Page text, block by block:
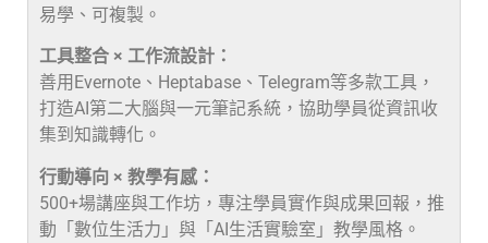
易學、可複製。
工具整合 × 工作流設計：
善用Evernote、Heptabase、Telegram等多款工具，
打造AI第二大腦與一元筆記系統，協助學員從資訊收
集到知識轉化。
行動導向 × 教學有感：
500+場講座與工作坊，專注學員實作與成果回報，推
動「數位生活力」與「AI生活實驗室」教學風格。